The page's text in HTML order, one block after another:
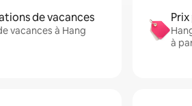
de vacances
vacances à Hang
à